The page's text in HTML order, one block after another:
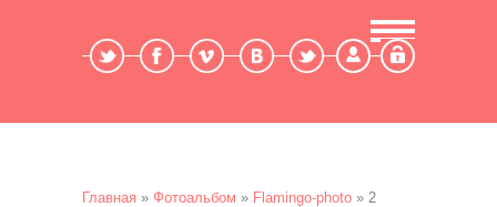
Мой профиль
Главная » Фотоальбом » Flamingo-photo » 2